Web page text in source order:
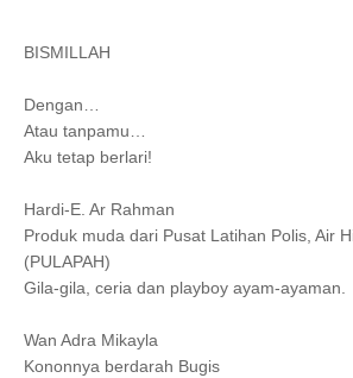
BISMILLAH
Dengan…
Atau tanpamu…
Aku tetap berlari!
Hardi-E. Ar Rahman
Produk muda dari Pusat Latihan Polis, Air
(PULAPAH)
Gila-gila, ceria dan playboy ayam-ayaman.
Wan Adra Mikayla
Kononnya berdarah Bugis